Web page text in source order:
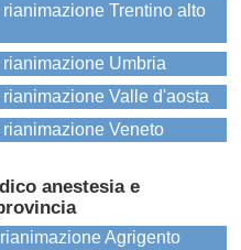
Trentino alto
Umbria
Valle d'aosta
Veneto
anestesia e
Agrigento